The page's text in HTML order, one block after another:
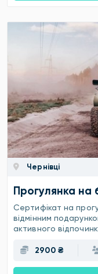
Чернівці
Прогулянка на
Сертифікат на
відмінним
активного
2900 ₴